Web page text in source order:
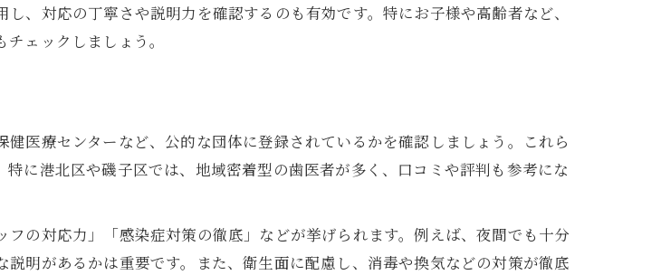
、対応の丁寧さや説明力を確認するのも有効です。特にお子様や高齢者など、
ェックしましょう。
医療センターなど、公的な団体に登録されているかを確認しましょう。これら
に港北区や磯子区では、地域密着型の歯医者が多く、口コミや評判も参考にな
の対応力」「感染症対策の徹底」などが挙げられます。例えば、夜間でも十分
明があるかは重要です。また、衛生面に配慮し、消毒や換気などの対策が徹底